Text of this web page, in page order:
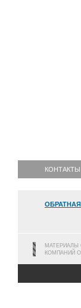
КОНТАКТЫ
МАТЕРИАЛЫ
КОМПАНИЙ